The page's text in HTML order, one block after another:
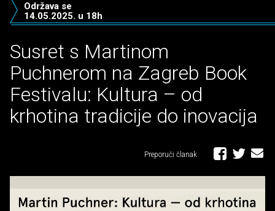
Susret s Martinom
Puchnerom na Zagreb Book
Festivalu: Kultura – od
krhotina tradicije do inovacija
Održava se
14.05.2025. u 18h
Preporuči članak